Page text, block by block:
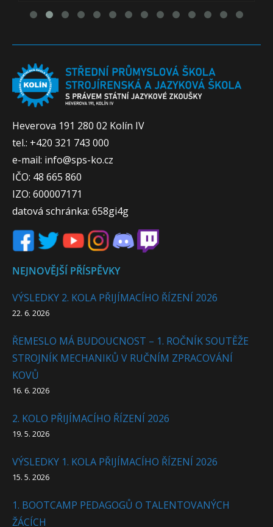
Heverova 191 280 02 Kolín IV
tel.: +420 321 743 000
e-mail: info@sps-ko.cz
IČO: 48 665 860
IZO: 600007171
datová schránka: 658gi4g
NEJNOVĚJŠÍ PŘÍSPĚVKY
VÝSLEDKY 2. KOLA PŘIJÍMACÍHO ŘÍZENÍ 2026
22. 6. 2026
ŘEMESLO MÁ BUDOUCNOST – 1. ROČNÍK SOUTĚŽE
STROJNÍK MECHANIKŮ V RUČNÍM ZPRACOVÁNÍ
KOVŮ
16. 6. 2026
2. KOLO PŘIJÍMACÍHO ŘÍZENÍ 2026
19. 5. 2026
VÝSLEDKY 1. KOLA PŘIJÍMACÍHO ŘÍZENÍ 2026
15. 5. 2026
1. BOOTCAMP PEDAGOGŮ O TALENTOVANÝCH
ŽÁCÍCH